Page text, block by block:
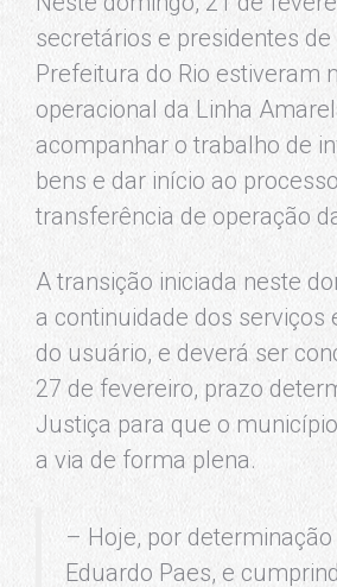
secretários e presidentes de
Prefeitura do Rio estiveram
operacional da Linha
acompanhar o trabalho de
bens e dar início ao
transferência de operação
A transição iniciada neste
a continuidade dos serviços
do usuário, e deverá ser
27 de fevereiro, prazo
Justiça para que o
a via de forma plena.
– Hoje, por
Eduardo Paes, e